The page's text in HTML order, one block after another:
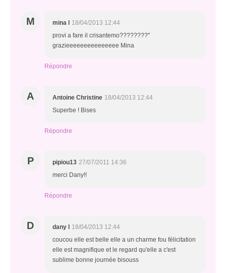
M mina l
18/04/2013 12:44
provi a fare il crisantemo????????''
grazieeeeeeeeeeeeeee Mina
Répondre
A Antoine Christine 18/04/2013 12:44
Superbe ! Bises
Répondre
P pipiou13 27/07/2011 14:36
merci Dany!!
Répondre
D dany l
18/04/2013 12:44
coucou elle est belle elle a un charme fou félicitation
elle est magnifique et le regard qu'elle a c'est
sublime bonne journée bisouss